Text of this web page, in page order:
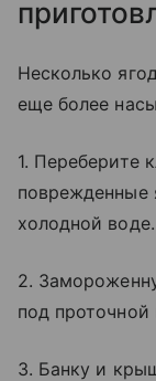
Несколько
еще более
1. Переберите
поврежденные
холодной воде.
2.
под проточной
3. Банку и